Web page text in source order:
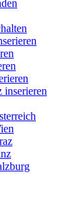
inserieren